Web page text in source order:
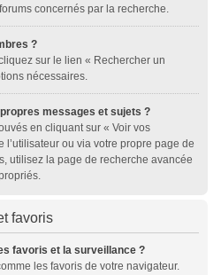
concernés par la recherche.
?
sur le lien « Rechercher un
nécessaires.
messages et sujets ?
en cliquant sur « Voir vos
ou via votre propre page de
utilisez la page de recherche avancée
favoris
favoris et la surveillance ?
les favoris de votre navigateur.